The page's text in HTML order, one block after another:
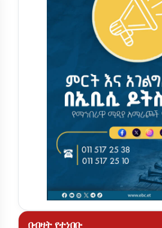
በብዛት የተነበቡ